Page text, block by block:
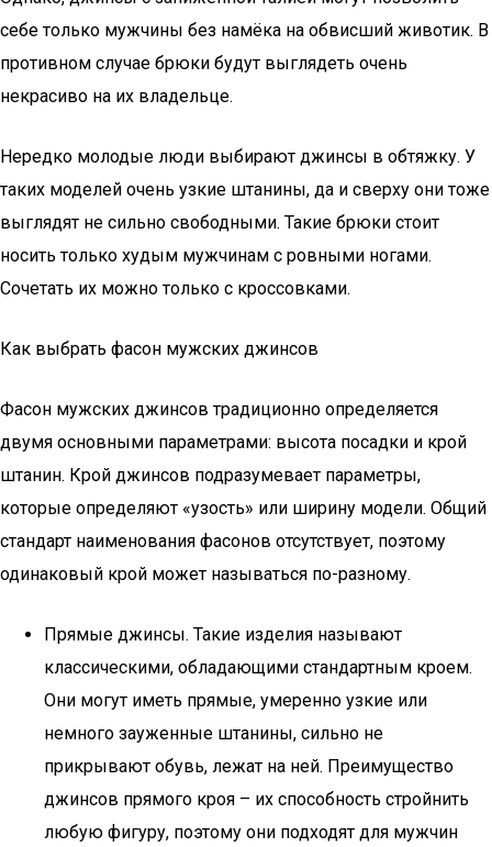
себе только мужчины без намёка на обвисший животик. В
противном случае брюки будут выглядеть очень
некрасиво на их владельце.
Нередко молодые люди выбирают джинсы в обтяжку. У
таких моделей очень узкие штанины, да и сверху они тоже
выглядят не сильно свободными. Такие брюки стоит
носить только худым мужчинам с ровными ногами.
Сочетать их можно только с кроссовками.
Как выбрать фасон мужских джинсов
Фасон мужских джинсов традиционно определяется
двумя основными параметрами: высота посадки и крой
штанин. Крой джинсов подразумевает параметры,
которые определяют «узость» или ширину модели. Общий
стандарт наименования фасонов отсутствует, поэтому
одинаковый крой может называться по-разному.
Прямые джинсы. Такие изделия называют
классическими, обладающими стандартным кроем.
Они могут иметь прямые, умеренно узкие или
немного зауженные штанины, сильно не
прикрывают обувь, лежат на ней. Преимущество
джинсов прямого кроя – их способность стройнить
любую фигуру, поэтому они подходят для мужчин